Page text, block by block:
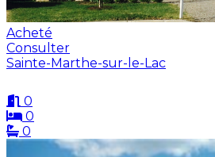
Acheté
Consulter
Sainte-Marthe-sur-le-Lac
0
0
0